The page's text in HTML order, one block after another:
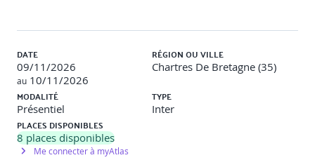
L’automatisation des tests
Le déploiement continue
L’amélioration continue
Les besoins en outils collaboratifs
Culture et partage
DATE
09/11/2026
au 10/11/2026
RÉGION OU VILLE
Chartres De Bretagne (35)
MODALITÉ
Présentiel
TYPE
Inter
PLACES DISPONIBLES
8 places disponibles
Me connecter à myAtlas